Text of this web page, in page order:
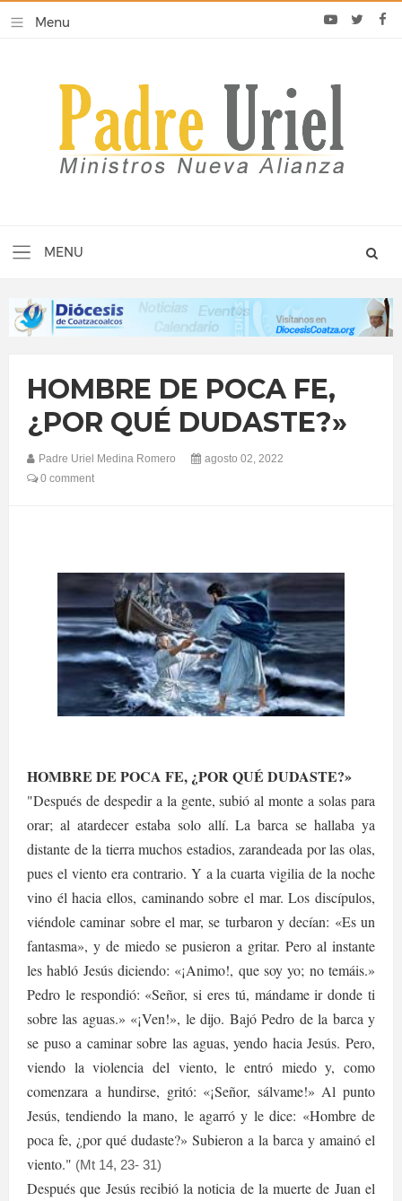
HOMBRE DE POCA FE,
¿POR QUÉ DUDASTE?»
Padre Uriel Medina Romero
agosto 02, 2022
0 comment
HOMBRE DE POCA FE, ¿POR QUÉ DUDASTE?»
"Después de despedir a la gente, subió al monte a solas para
orar; al atardecer estaba solo allí. La barca se hallaba ya
distante de la tierra muchos estadios, zarandeada por las olas,
pues el viento era contrario. Y a la cuarta vigilia de la noche
vino él hacia ellos, caminando sobre el mar. Los discípulos,
viéndole caminar sobre el mar, se turbaron y decían: «Es un
fantasma», y de miedo se pusieron a gritar. Pero al instante
les habló Jesús diciendo: «¡Animo!, que soy yo; no temáis.»
Pedro le respondió: «Señor, si eres tú, mándame ir donde ti
sobre las aguas.» «¡Ven!», le dijo. Bajó Pedro de la barca y
se puso a caminar sobre las aguas, yendo hacia Jesús. Pero,
viendo la violencia del viento, le entró miedo y, como
comenzara a hundirse, gritó: «¡Señor, sálvame!» Al punto
Jesús, tendiendo la mano, le agarró y le dice: «Hombre de
poca fe, ¿por qué dudaste?» Subieron a la barca y amainó el
viento." (Mt 14, 23- 31)
Después que Jesús recibió la noticia de la muerte de Juan el